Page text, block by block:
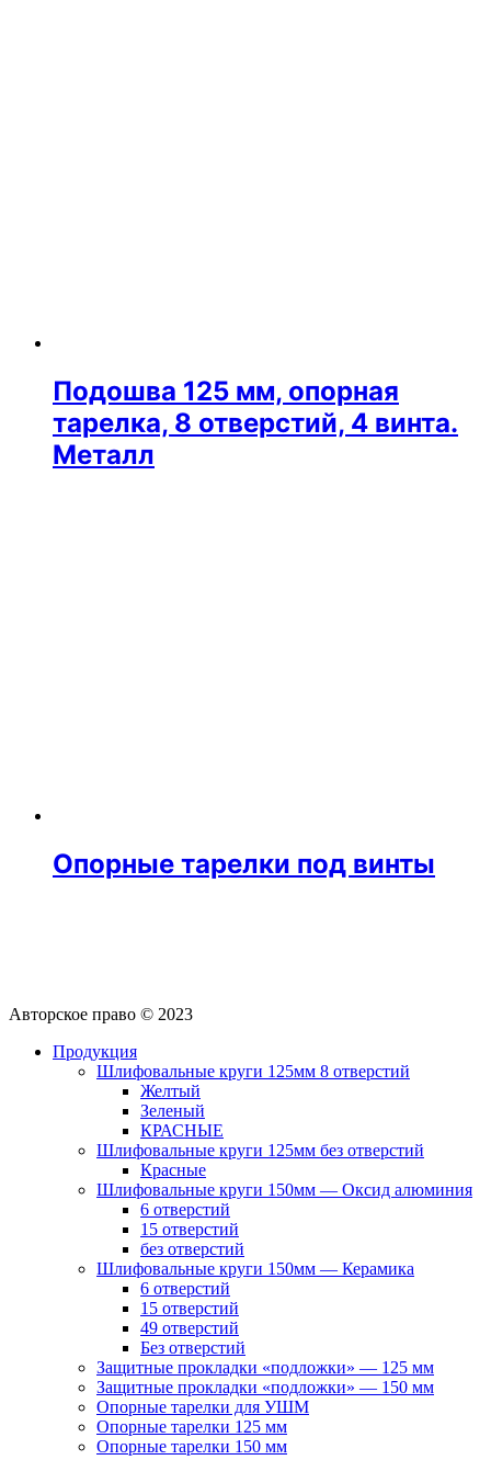
Подошва 125 мм, опорная
тарелка, 8 отверстий, 4 винта.
Металл
Опорные тарелки под винты
Авторское право © 2023
Продукция
Шлифовальные круги 125мм 8 отверстий
Желтый
Зеленый
КРАСНЫЕ
Шлифовальные круги 125мм без отверстий
Красные
Шлифовальные круги 150мм — Оксид алюминия
6 отверстий
15 отверстий
без отверстий
Шлифовальные круги 150мм — Керамика
6 отверстий
15 отверстий
49 отверстий
Без отверстий
Защитные прокладки «подложки» — 125 мм
Защитные прокладки «подложки» — 150 мм
Опорные тарелки для УШМ
Опорные тарелки 125 мм
Опорные тарелки 150 мм